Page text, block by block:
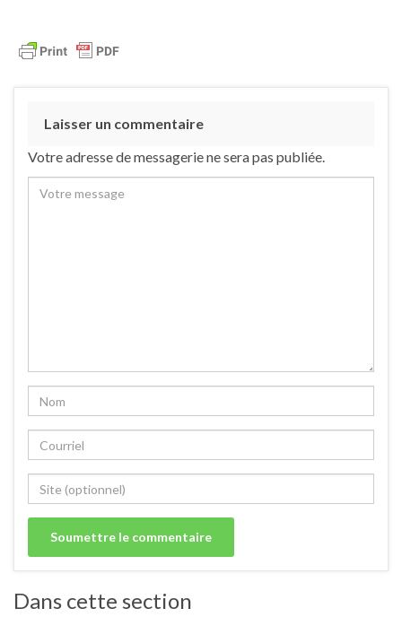
Laisser un commentaire
Votre adresse de messagerie ne sera pas publiée.
Dans cette section